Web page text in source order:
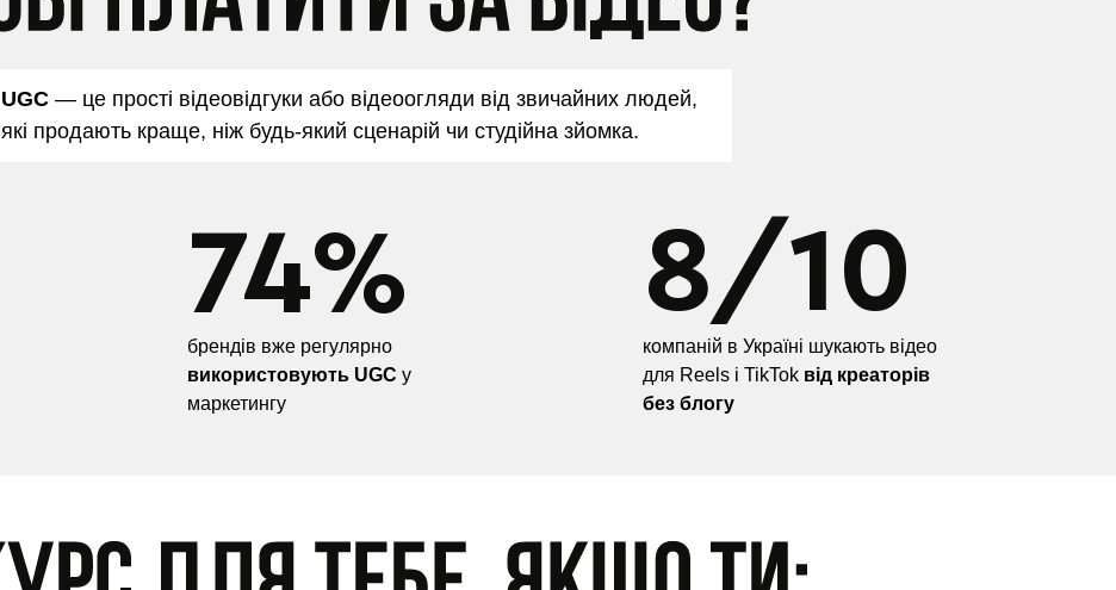
компаній в Україні шукають відео
для Reels і TikTok від креаторів
без блогу
8/10
брендів вже регулярно
використовують UGC у
маркетингу
74%
UGC — це прості відеовідгуки або відеоогляди від звичайних людей,
які продають краще, ніж будь-який сценарій чи студійна зйомка.